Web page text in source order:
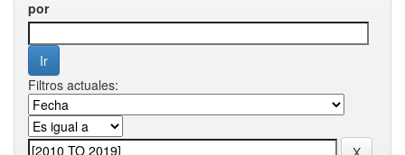
por
Filtros actuales: